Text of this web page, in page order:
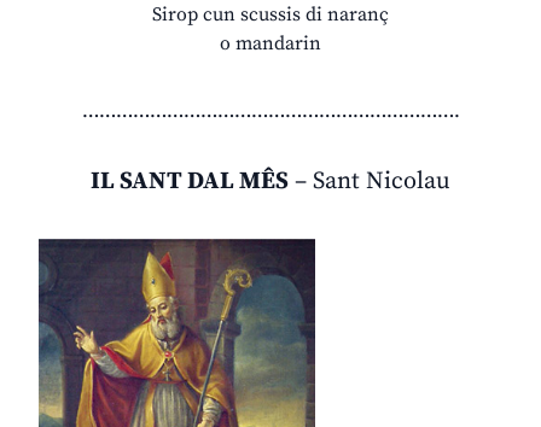
Sirop cun scussis di naranç
o mandarin
………………………………………………………….
IL SANT DAL MÊS – Sant Nicolau